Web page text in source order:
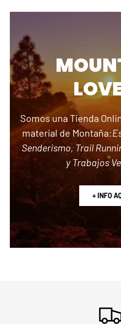
Somos una Tienda
material de Montaña:
Senderismo, Trail
y Trabajos
+ INFO